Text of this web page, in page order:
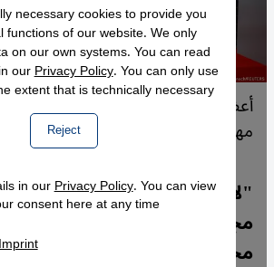
أعضاء من قِطَاع السينما الإيرانية
مهرجان برليناله 2022 في ألمانيا.
"لا أزال أرتجف اليوم حين
مجهول" تقول مخرجة إيرانية
مخرجات إيرانيات متعلمات
necessary cookies to provide you
functions of our website. We only
on our own systems. You can read
ourPrivacy Policy. You can only use
extent that is technically necessary.
Reject
in ourPrivacy Policy. You can view
consent here at any time.